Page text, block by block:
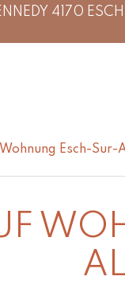
4170
Esch-